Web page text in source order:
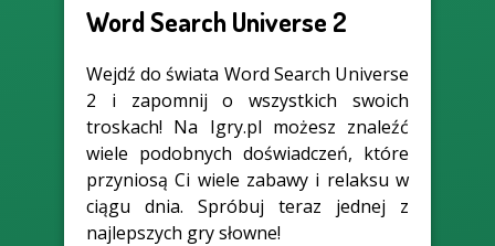
Word Search Universe 2
Wejdź do świata Word Search Universe
2 i zapomnij o wszystkich swoich
troskach! Na Igry.pl możesz znaleźć
wiele podobnych doświadczeń, które
przyniosą Ci wiele zabawy i relaksu w
ciągu dnia. Spróbuj teraz jednej z
najlepszych gry słowne!